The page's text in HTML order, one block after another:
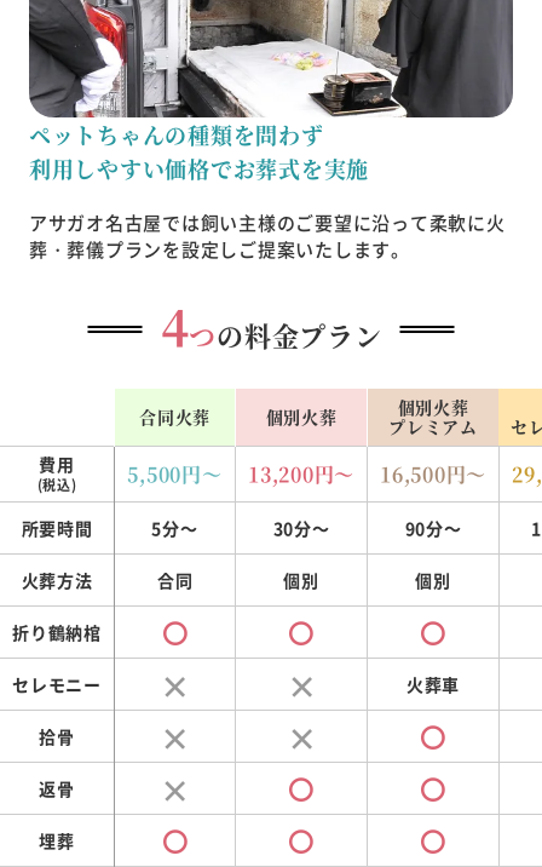
ペットちゃんの種類を問わず
利用しやすい価格でお葬式を実施
アサガオ名古屋では飼い主様のご要望に沿って柔軟に火
葬・葬儀プランを設定しご提案いたします。
4つの料金プラン
合同火葬 個別火葬
個別火葬
プレミアム
セ
費用
(税込) 5,500円～ 13,200円～ 16,500円～
所要時間 5分～ 30分～ 90分～
火葬方法 合同 個別 個別
折り鶴納棺
セレモニー 火葬車
拾骨
返骨
埋葬